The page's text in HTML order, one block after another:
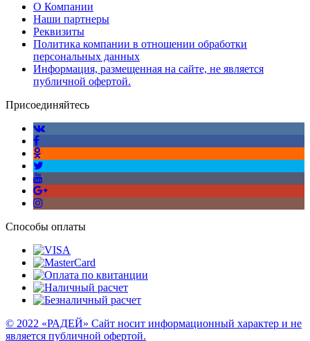
О Компании
Наши партнеры
Реквизиты
Политика компании в отношении обработки
персональных данных
Информация, размещенная на сайте, не является
публичной офертой.
Присоединяйтесь
Способы оплаты
© 2022 «РАДЕЙ» Сайт носит информационный характер и не
является публичной офертой.